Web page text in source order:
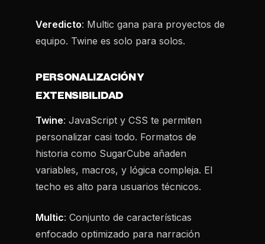
Veredicto: Multic gana para proyectos de
equipo. Twine es solo para solos.
PERSONALIZACIÓN Y
EXTENSIBILIDAD
Twine: JavaScript y CSS te permiten
personalizar casi todo. Formatos de
historia como SugarCube añaden
variables, macros, y lógica compleja. El
techo es alto para usuarios técnicos.
Multic: Conjunto de características
enfocado optimizado para narración